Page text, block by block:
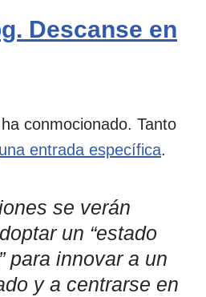
Descanse en
conmocionado. Tanto
una entrada específica.
se verán
un “estado
para innovar a un
y a centrarse en